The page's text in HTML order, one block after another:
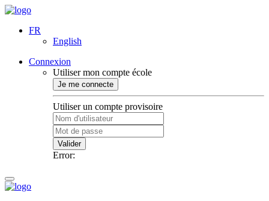
FR
English
Connexion
Utiliser mon compte école
Je me connecte
Utiliser un compte provisoire
Valider
Error: